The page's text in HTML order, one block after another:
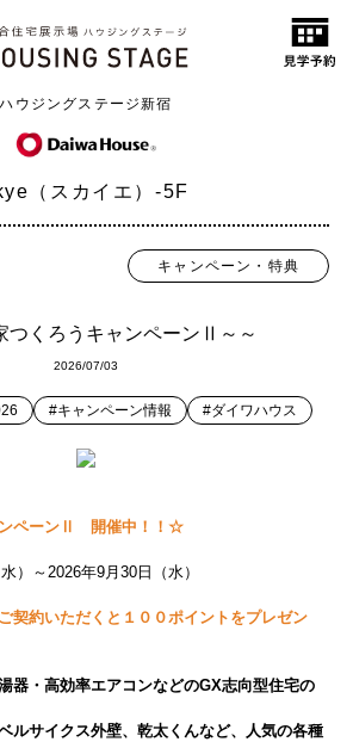
ハウジングステージ新宿
（スカイエ）-5F
キャンペーン・特典
つくろうキャンペーンⅡ～～
2026/07/03
#キャンペーン情報 #ダイワハウス
ペーンⅡ 開催中！！☆
）～2026年9月30日（水）
契約いただくと１００ポイントをプレゼン
器・高効率エアコンなどのGX志向型住宅の
ルサイクス外壁、乾太くんなど、人気の各種